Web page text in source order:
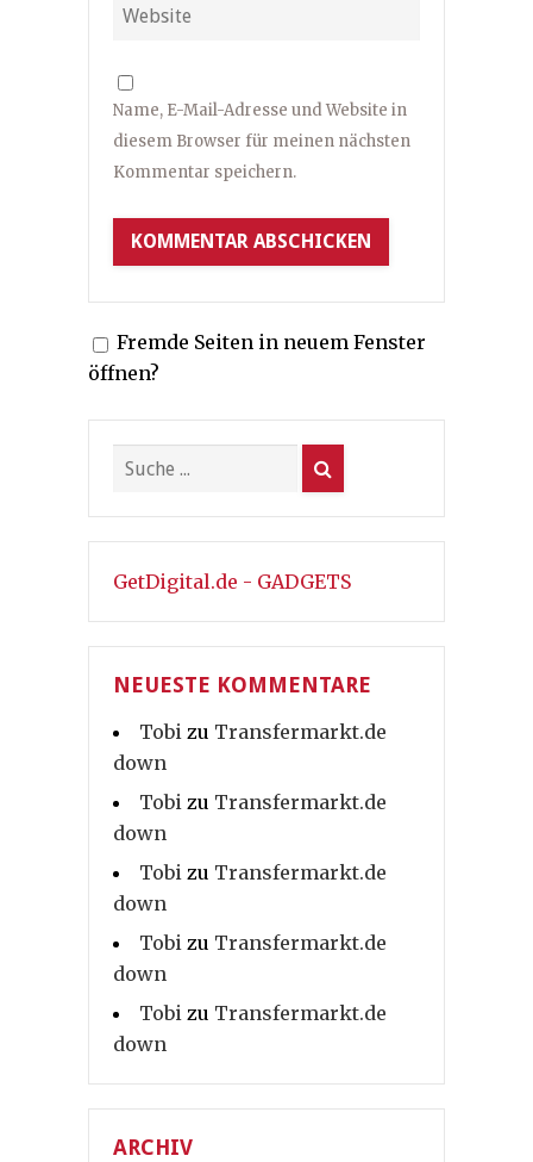
Name, E-Mail-Adresse und Website in
diesem Browser für meinen nächsten
Kommentar speichern.
Fremde Seiten in neuem Fenster
öffnen?
GetDigital.de - GADGETS
NEUESTE KOMMENTARE
Tobi zu Transfermarkt.de
down
Tobi zu Transfermarkt.de
down
Tobi zu Transfermarkt.de
down
Tobi zu Transfermarkt.de
down
Tobi zu Transfermarkt.de
down
ARCHIV